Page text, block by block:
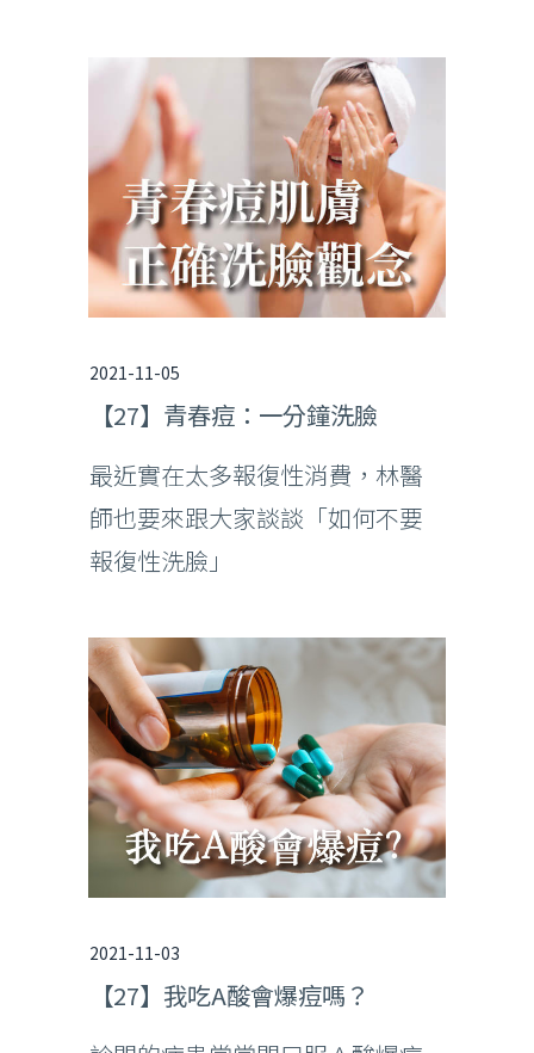
2021-11-05
【27】青春痘：一分鐘洗臉
最近實在太多報復性消費，林醫
師也要來跟大家談談「如何不要
報復性洗臉」
2021-11-03
【27】我吃A酸會爆痘嗎？